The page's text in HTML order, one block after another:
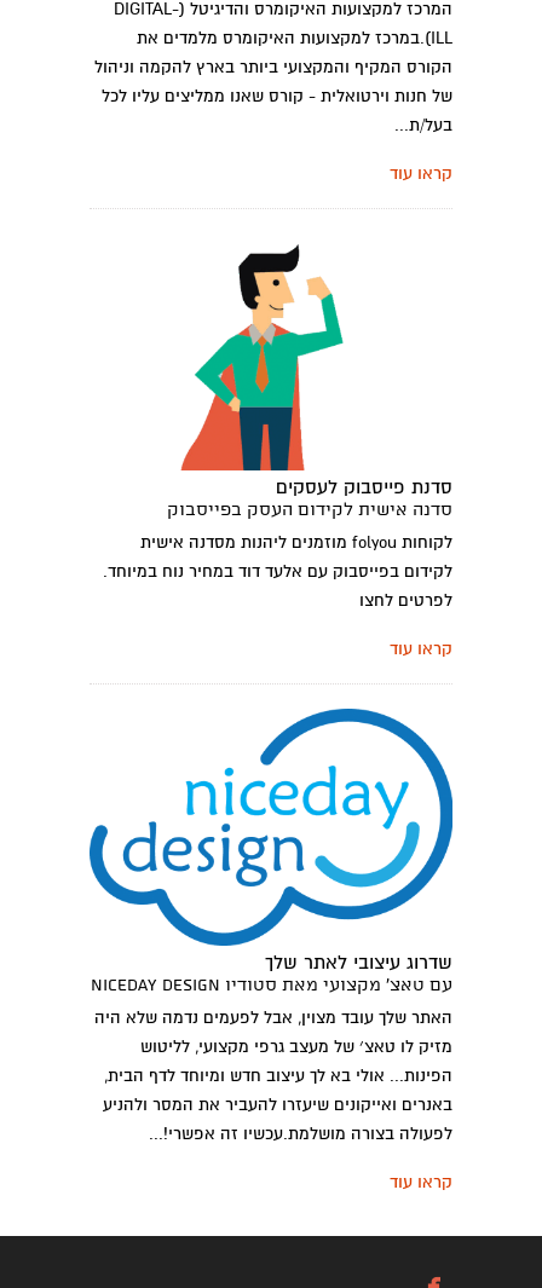
המרכז למקצועות האיקומרס והדיגיטל (DIGITAL-
ILL).במרכז למקצועות האיקומרס מלמדים את
הקורס המקיף והמקצועי ביותר בארץ להקמה וניהול
של חנות וירטואלית - קורס שאנו ממליצים עליו לכל
בעל/ת...
קראו עוד
סדנת פייסבוק לעסקים
סדנה אישית לקידום העסק בפייסבוק
לקוחות folyou מוזמנים ליהנות מסדנה אישית
לקידום בפייסבוק עם אלעד דוד במחיר נוח במיוחד.
לפרטים לחצו
קראו עוד
שדרוג עיצובי לאתר שלך
עם טאצ׳ מקצועי מאת סטודיו niceday design
האתר שלך עובד מצוין, אבל לפעמים נדמה שלא היה
מזיק לו טאצ׳ של מעצב גרפי מקצועי, לליטוש
הפינות... אולי בא לך עיצוב חדש ומיוחד לדף הבית,
באנרים ואייקונים שיעזרו להעביר את המסר ולהניע
לפעולה בצורה מושלמת.עכשיו זה אפשרי!...
קראו עוד